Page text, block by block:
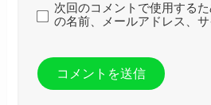
次回のコメントで使用する
の名前、メールアドレス、サ